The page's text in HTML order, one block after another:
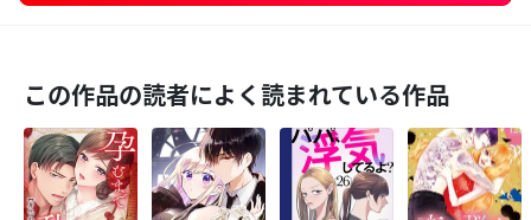
この作品の読者によく読まれている作品